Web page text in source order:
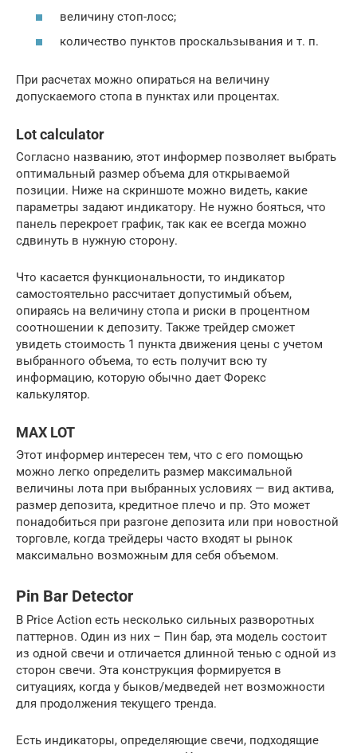
величину стоп-лосс;
количество пунктов проскальзывания и т. п.
При расчетах можно опираться на величину
допускаемого стопа в пунктах или процентах.
Lot calculator
Согласно названию, этот информер позволяет выбрать
оптимальный размер объема для открываемой
позиции. Ниже на скриншоте можно видеть, какие
параметры задают индикатору. Не нужно бояться, что
панель перекроет график, так как ее всегда можно
сдвинуть в нужную сторону.
Что касается функциональности, то индикатор
самостоятельно рассчитает допустимый объем,
опираясь на величину стопа и риски в процентном
соотношении к депозиту. Также трейдер сможет
увидеть стоимость 1 пункта движения цены с учетом
выбранного объема, то есть получит всю ту
информацию, которую обычно дает Форекс
калькулятор.
MAX LOT
Этот информер интересен тем, что с его помощью
можно легко определить размер максимальной
величины лота при выбранных условиях — вид актива,
размер депозита, кредитное плечо и пр. Это может
понадобиться при разгоне депозита или при новостной
торговле, когда трейдеры часто входят ы рынок
максимально возможным для себя объемом.
Pin Bar Detector
В Price Action есть несколько сильных разворотных
паттернов. Один из них – Пин бар, эта модель состоит
из одной свечи и отличается длинной тенью с одной из
сторон свечи. Эта конструкция формируется в
ситуациях, когда у быков/медведей нет возможности
для продолжения текущего тренда.
Есть индикаторы, определяющие свечи, подходящие